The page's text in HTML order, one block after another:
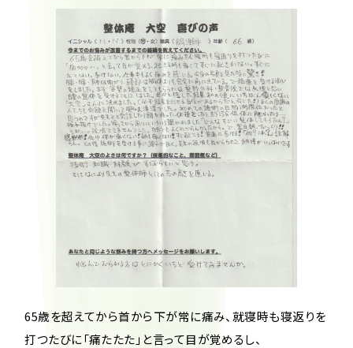
65歳を超えてから首から下が常に痛み、就寝時も寝返りを
打つたびに「痛たたた」と言って目が覚めるし、